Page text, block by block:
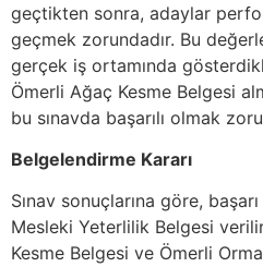
geçtikten sonra, adaylar
geçmek zorundadır. Bu
gerçek iş ortamında
Ömerli Ağaç Kesme Belgesi
bu sınavda başarılı olmak
Belgelendirme Kararı
Sınav sonuçlarına göre,
Mesleki Yeterlilik Belgesi
Kesme Belgesi ve Ömerli